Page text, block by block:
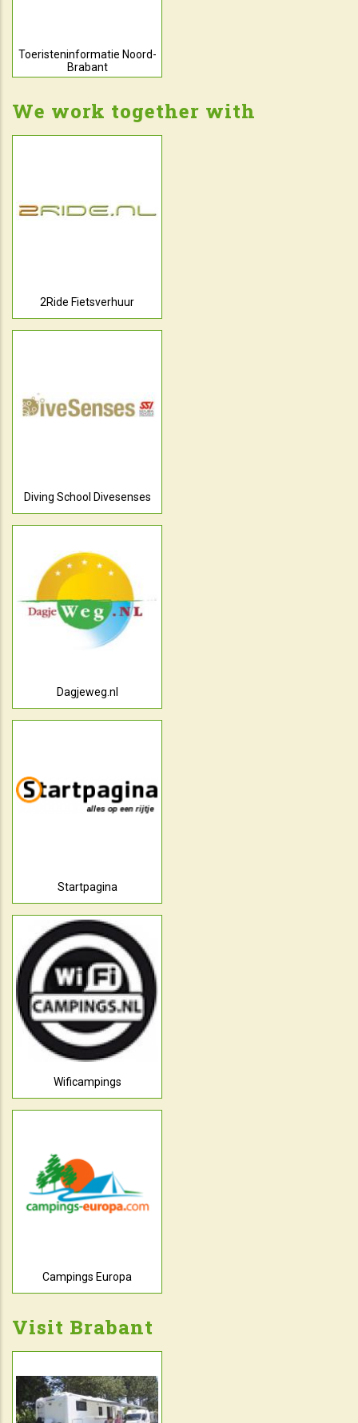
Toeristeninformatie Noord-
Brabant
We work together with
2Ride Fietsverhuur
Diving School Divesenses
Dagjeweg.nl
Startpagina
Wificampings
Campings Europa
Visit Brabant